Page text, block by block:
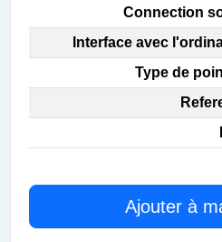
Connection
Interface avec
Type de
Ajouter à